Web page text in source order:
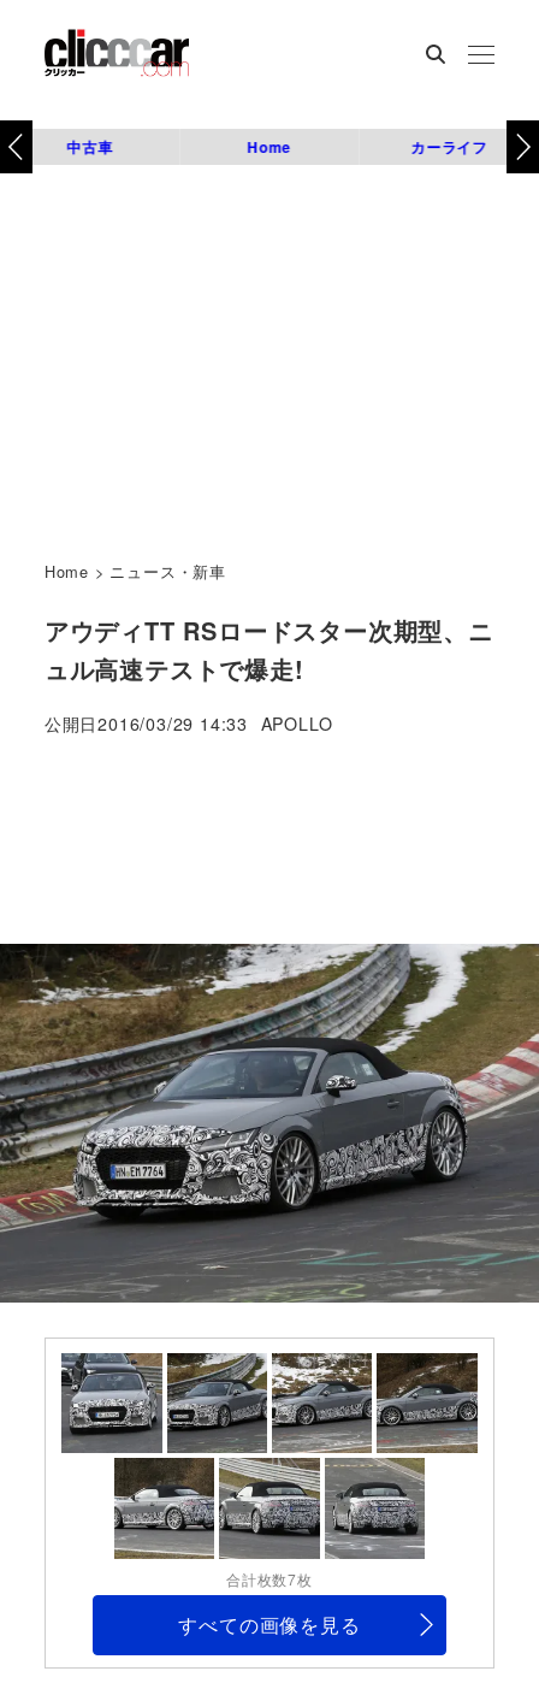
中古車 Home カーライフ
Home > ニュース・新車
アウディTT RSロードスター次期型、ニ
ュル高速テストで爆走!
公開日2016/03/29 14:33
著
APOLLO
合計枚数7枚
すべての画像を見る